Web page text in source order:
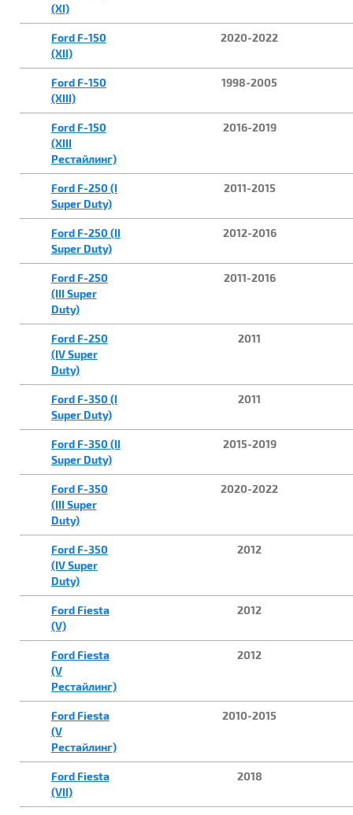
(XI)
Ford F-150
(XII)
2020-2022
Ford F-150
(XIII)
1998-2005
Ford F-150
(XIII
Рестайлинг)
2016-2019
Ford F-250 (I
Super Duty)
2011-2015
Ford F-250 (II
Super Duty)
2012-2016
Ford F-250
(III Super
Duty)
2011-2016
Ford F-250
(IV Super
Duty)
2011
Ford F-350 (I
Super Duty)
2011
Ford F-350 (II
Super Duty)
2015-2019
Ford F-350
(III Super
Duty)
2020-2022
Ford F-350
(IV Super
Duty)
2012
Ford Fiesta
(V)
2012
Ford Fiesta
(V
Рестайлинг)
2012
Ford Fiesta
(V
Рестайлинг)
2010-2015
Ford Fiesta
(VII)
2018